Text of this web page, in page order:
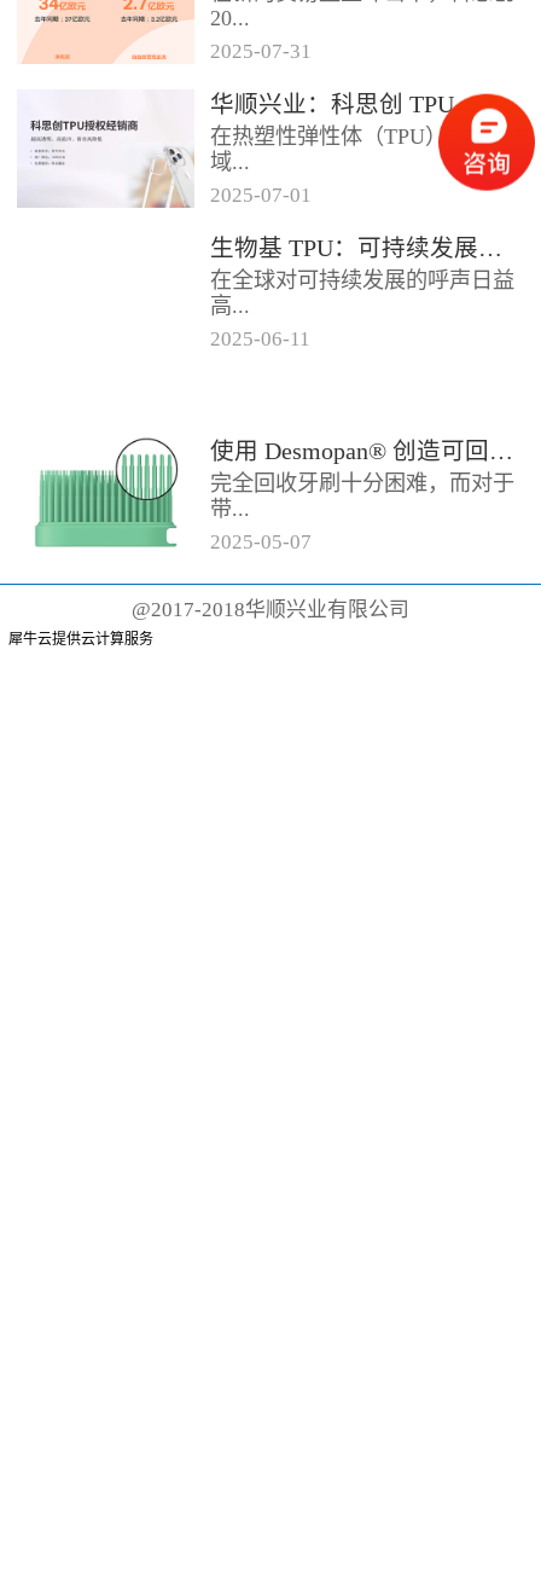
20...
25年第二季度业绩在充满挑战的
经济环境中公布。美国进口关税
的意外上调，对部分重点客户行
业...
2025-07-31
华顺兴业：科思创 TPU 一级代理商，优质 TPU 材料供应专家
在热塑性弹性体（TPU）材料领
域...
，华顺兴业凭借专业实力与行业
积淀，成为科思创 TPU 授权经销
商，为市场提供高品质的TP...
2025-07-01
生物基 TPU：可持续发展的材料新贵
在全球对可持续发展的呼声日益
高...
TP...
2025-06-11
使用 Desmopan® 创造可回收的热塑性聚氨酯牙刷头
完全回收牙刷十分困难，而对于
带...
有聚丙烯手柄和尼龙刷毛的传统
牙刷而言，这根本不可能。这些
2025-05-07
@2017-2018华顺兴业有限公司
犀牛云提供云计算服务